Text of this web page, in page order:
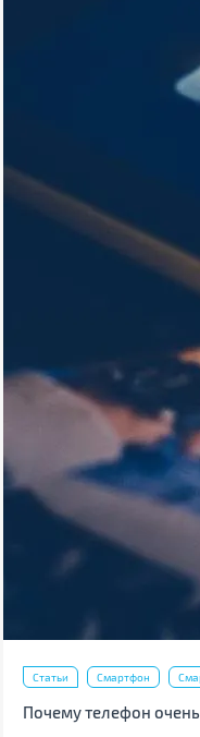
Статьи Смартфон
Почему телефон